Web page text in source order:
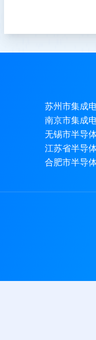
苏州市集成
南京市集成
无锡市半导
江苏省半导
合肥市半导